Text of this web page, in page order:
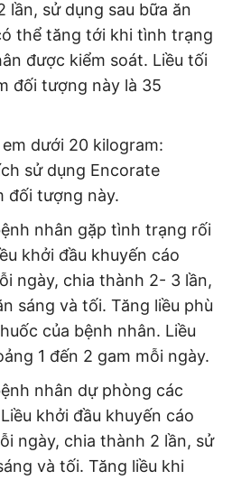
lần, sử dụng sau bữa ăn
thể tăng tới khi tình trạng
được kiểm soát. Liều tối
đối tượng này là 35
dưới 20 kilogram:
sử dụng Encorate
đối tượng này.
nhân gặp tình trạng rối
khởi đầu khuyến cáo
ngày, chia thành 2- 3 lần,
sáng và tối. Tăng liều phù
của bệnh nhân. Liều
1 đến 2 gam mỗi ngày.
nhân dự phòng các
khởi đầu khuyến cáo
ngày, chia thành 2 lần, sử
và tối. Tăng liều khi